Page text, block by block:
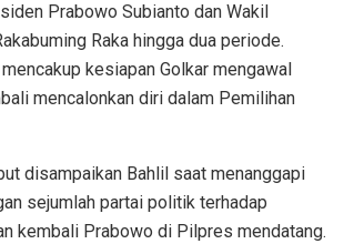
Prabowo Subianto dan Wakil
Raka hingga dua periode.
kesiapan Golkar mengawal
mencalonkan diri dalam Pemilihan
disampaikan Bahlil saat menanggapi
sejumlah partai politik terhadap
kembali Prabowo di Pilpres mendatang.